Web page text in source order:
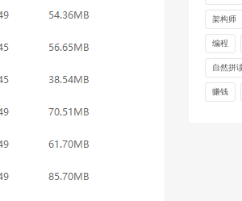
架构师
编程
自然拼
赚钱